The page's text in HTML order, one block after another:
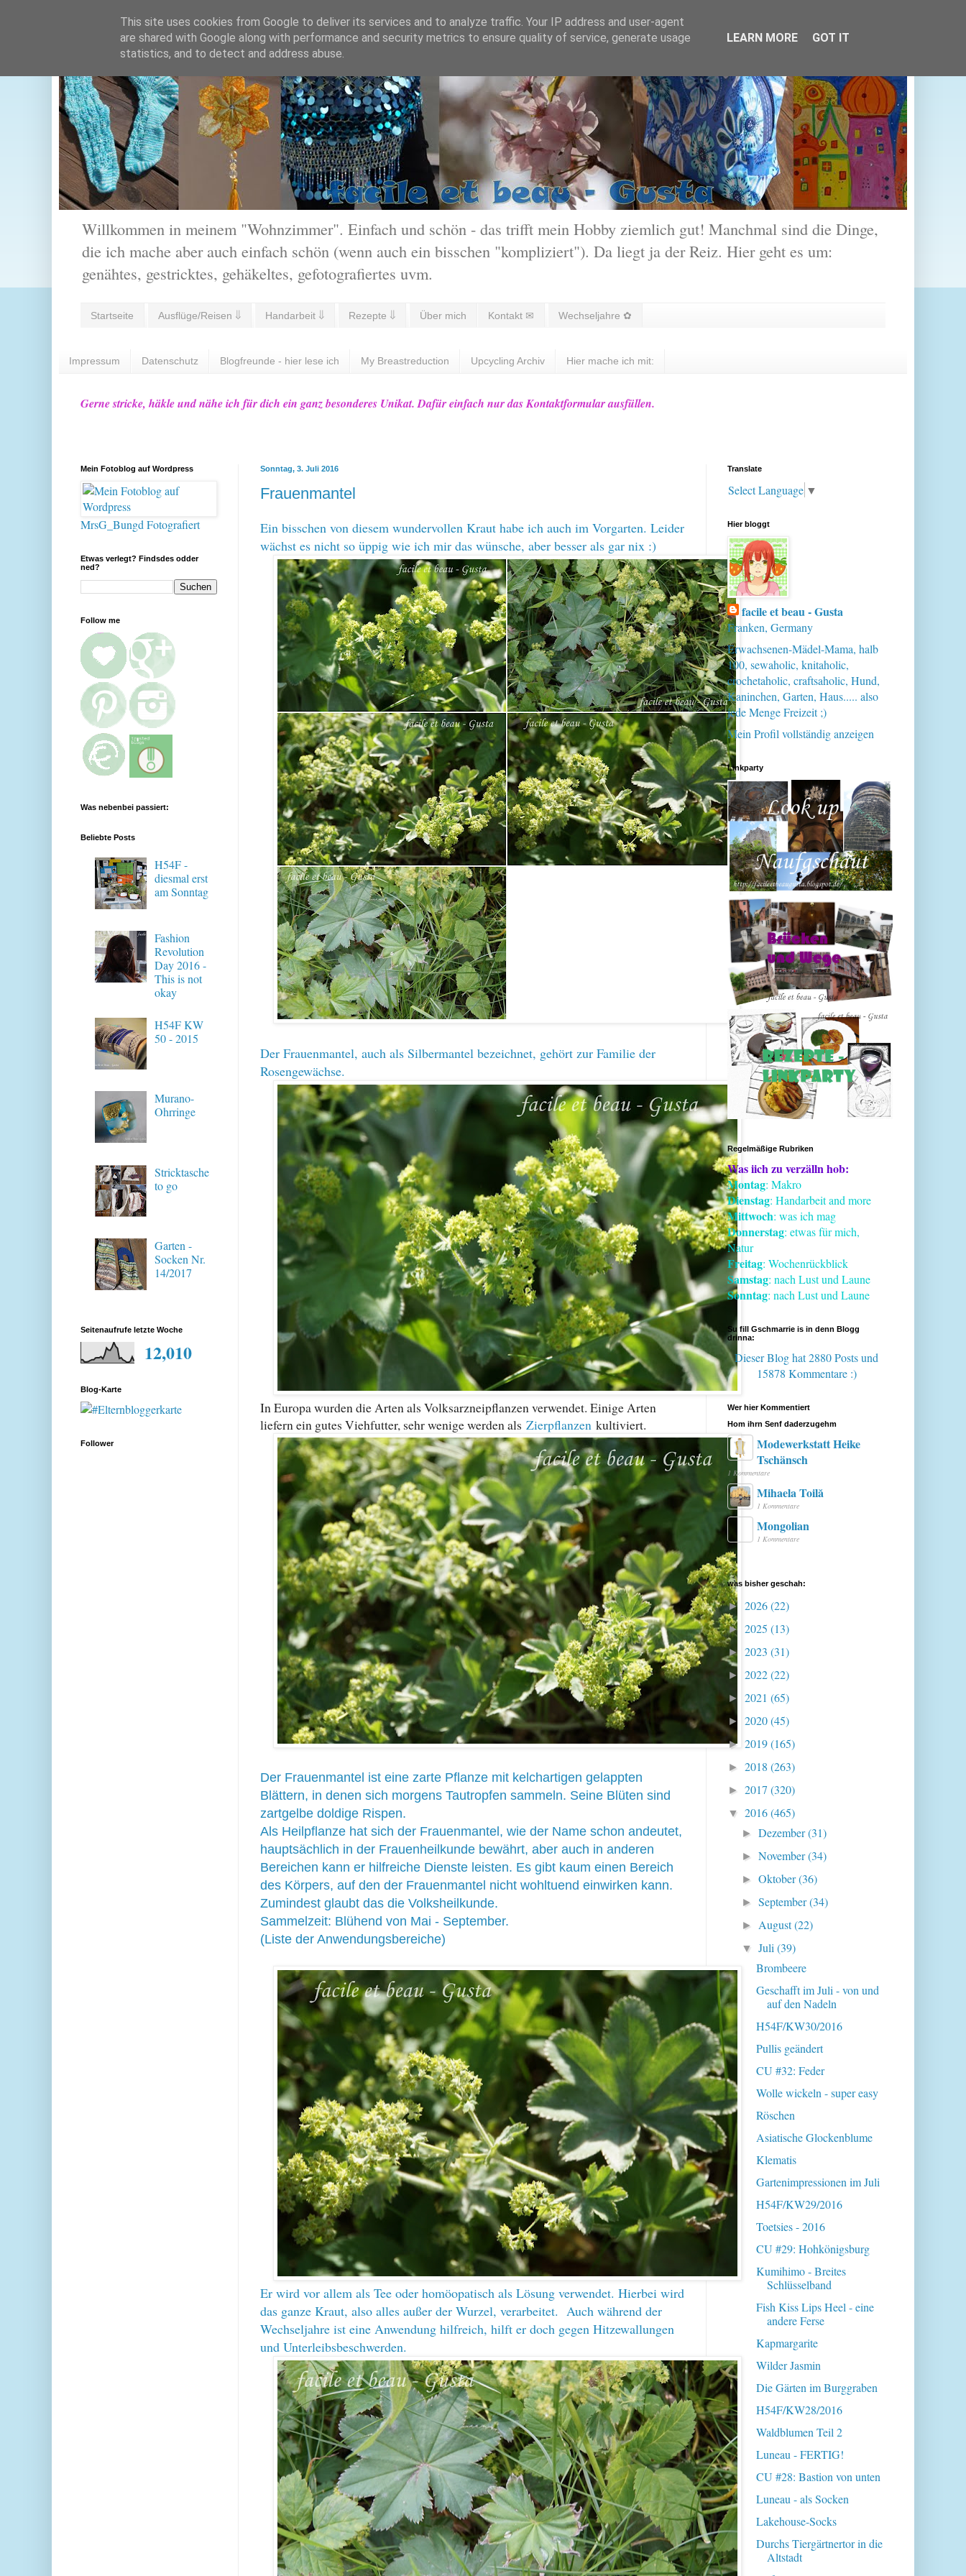
Willkommen in meinem "Wohnzimmer". Einfach und schön - das trifft mein Hobby ziemlich gut! Manchmal sind die Dinge,
die ich mache aber auch einfach schön (wenn auch ein bisschen "kompliziert"). Da liegt ja der Reiz. Hier geht es um:
genähtes, gestricktes, gehäkeltes, gefotografiertes uvm.
Startseite Ausflüge/Reisen ⇓ Handarbeit ⇓ Rezepte ⇓ Über mich Kontakt ✉ Wechseljahre ✿
Impressum Datenschutz Blogfreunde - hier lese ich My Breastreduction Upcycling Archiv Hier mache ich mit:
Gerne stricke, häkle und nähe ich für dich ein ganz besonderes Unikat. Dafür einfach nur das Kontaktformular ausfüllen.
Sonntag, 3. Juli 2016
Frauenmantel
Ein bisschen von diesem wundervollen Kraut habe ich auch im Vorgarten. Leider
wächst es nicht so üppig wie ich mir das wünsche, aber besser als gar nix :)
Der Frauenmantel, auch als Silbermantel bezeichnet, gehört zur Familie der
Rosengewächse.
In Europa wurden die Arten als Volksarzneipflanzen verwendet. Einige Arten
liefern ein gutes Viehfutter, sehr wenige werden als Zierpflanzen kultiviert.
Der Frauenmantel ist eine zarte Pflanze mit kelchartigen gelappten
Blättern, in denen sich morgens Tautropfen sammeln. Seine Blüten sind
zartgelbe doldige Rispen.
Als Heilpflanze hat sich der Frauenmantel, wie der Name schon andeutet,
hauptsächlich in der Frauenheilkunde bewährt, aber auch in anderen
Bereichen kann er hilfreiche Dienste leisten. Es gibt kaum einen Bereich
des Körpers, auf den der Frauenmantel nicht wohltuend einwirken kann.
Zumindest glaubt das die Volksheilkunde.
Sammelzeit: Blühend von Mai - September.
(Liste der Anwendungsbereiche)
Er wird vor allem als Tee oder homöopatisch als Lösung verwendet. Hierbei wird
das ganze Kraut, also alles außer der Wurzel, verarbeitet. Auch während der
Wechseljahre ist eine Anwendung hilfreich, hilft er doch gegen Hitzewallungen
und Unterleibsbeschwerden.
Mein Fotoblog auf Wordpress
MrsG_Bungd Fotografiert
Etwas verlegt? Findsdes odder
ned?
Follow me
Was nebenbei passiert:
Beliebte Posts
H54F -
diesmal erst
am Sonntag
Fashion
Revolution
Day 2016 -
This is not
okay
H54F KW
50 - 2015
Murano-
Ohrringe
Stricktasche
to go
Garten -
Socken Nr.
14/2017
Seitenaufrufe letzte Woche
12,010
Blog-Karte
Follower
Translate
Select Language ▼
Hier bloggt
facile et beau - Gusta
Franken, Germany
Erwachsenen-Mädel-Mama, halb
100, sewaholic, knitaholic,
crochetaholic, craftsaholic, Hund,
Kaninchen, Garten, Haus..... also
jede Menge Freizeit ;)
Mein Profil vollständig anzeigen
Linkparty
Regelmäßige Rubriken
Was iich zu verzälln hob:
Montag: Makro
Dienstag: Handarbeit and more
Mittwoch: was ich mag
Donnerstag: etwas für mich,
Natur
Freitag: Wochenrückblick
Samstag: nach Lust und Laune
Sonntag: nach Lust und Laune
Su fill Gschmarrie is in denn Blogg
drinna:
Dieser Blog hat 2880 Postsund
15878 Kommentare :)
Wer hier Kommentiert
Hom ihrn Senf daderzugehm
Modewerkstatt Heike
Tschänsch
1 Kommentare
Mihaela Toilă
1 Kommentare
Mongolian
1 Kommentare
was bisher geschah:
► 2026(22)
► 2025 (13)
► 2023 (31)
► 2022(22)
► 2021 (65)
► 2020(45)
► 2019(165)
► 2018 (263)
► 2017 (320)
▼ 2016(465)
►Dezember(31)
►November(34)
►Oktober(36)
►September(34)
► August(22)
▼Juli(39)
Brombeere
Geschafft im Juli - von und
auf den Nadeln
H54F/KW30/2016
Pullis geändert
CU #32: Feder
Wolle wickeln - super easy
Röschen
Asiatische Glockenblume
Klematis
Gartenimpressionen im Juli
H54F/KW29/2016
Toetsies - 2016
CU #29: Hohkönigsburg
Kumihimo - Breites
Schlüsselband
Fish Kiss Lips Heel - eine
andere Ferse
Kapmargarite
Wilder Jasmin
Die Gärten im Burggraben
H54F/KW28/2016
Waldblumen Teil 2
Luneau - FERTIG!
CU #28: Bastion von unten
Luneau - als Socken
Lakehouse-Socks
Durchs Tiergärtnertor in die
Altstadt
This site uses cookies from Google to deliver its services and to analyze traffic. Your IP address and user-agent
are shared with Google along with performance and security metrics to ensure quality of service, generate usage
statistics, and to detect and address abuse.
LEARN MORE GOT IT